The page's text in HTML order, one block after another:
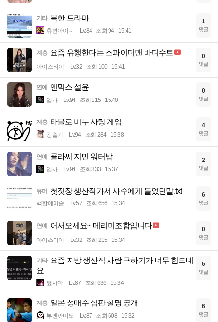
기타 북한 드라마
휴면아이디 Lv.84 조회 94 15:41
1
댓글
계층 요즘 유행한다는 스파이더맨 바디수트
아이스티이 Lv.32 조회 100 15:41
0
댓글
연예 엔믹스 설윤
입사 Lv.94 조회 115 15:40
0
댓글
계층 타블로 비누 사탕 게임
강슬기 Lv.94 조회 284 15:38
4
댓글
연예 클라씨 지민 워터밤
입사 Lv.94 조회 333 15:37
2
댓글
유머 첫짓장 생산직가서 사수에게 들었던말.txt
백합에이슬 Lv.57 조회 656 15:34
6
댓글
연예 어서오세요~ 메리미조합입니다
아이스티이 Lv.32 조회 215 15:34
0
댓글
기타 요즘 지방 생산직 사람 구하기가 너무 힘드네
요
옆사마 Lv.87 조회 636 15:34
6
댓글
계층 일본 성매수 심판 실명 공개
부엔까미노 Lv.87 조회 608 15:32
6
댓글